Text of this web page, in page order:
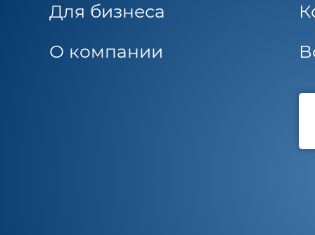
Для бизнеса
О компании